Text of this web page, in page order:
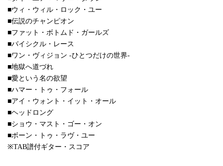
■ウィ・ウィル・ロック・ユー
■伝説のチャンピオン
■ファット・ボトムド・ガールズ
■バイシクル・レース
■ワン・ヴィジョン -ひとつだけの世界-
■地獄へ道づれ
■愛という名の欲望
■ハマー・トゥ・フォール
■アイ・ウォント・イット・オール
■ヘッドロング
■ショウ・マスト・ゴー・オン
■ボーン・トゥ・ラヴ・ユー
※TAB譜付ギター・スコア